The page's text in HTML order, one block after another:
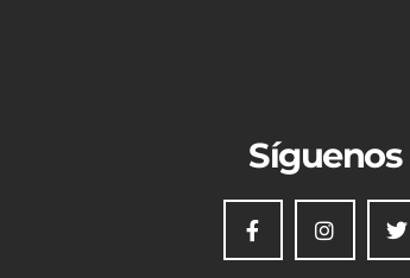
Síguenos